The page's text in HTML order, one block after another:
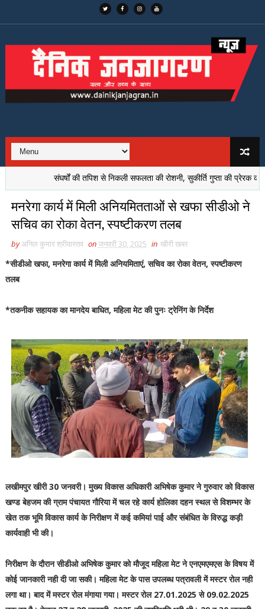
संघर्षों की तपिश से निकली सफलता की रोशनी, सुकीर्ति गुप्ता की प्रेरक कहानी
मनरेगा कार्य में मिली अनियमितताओं से खफा सीडीओ ने
सचिव का रोका वेतन, स्पष्टीकरण तलब
byअनिल कुमार श्रीवास्तव onजनवरी 30, 2025 in खीरी खबर
*सीडीओ खफा, मनरेगा कार्य में मिली अनियमिताएं, सचिव का रोका वेतन, स्पष्टीकरण
तलब
*तकनीक सहायक का मानदेय बाधित, महिला मेट की पुनः ट्रेनिंग के निर्देश
लखीमपुर खीरी 30 जनवरी। मुख्य विकास अधिकारी अभिषेक कुमार ने गुरुवार को विकास
खण्ड बेहजम की ग्राम पंचायत गौरिया में चल रहे कार्य होलिका दहन स्थल से विशम्भर के
खेत तक भूमि विकास कार्य के निरीक्षण में कई कमियां पाई और संबंधित के विरुद्ध कड़ी
कार्यवाही भी की।
निरीक्षण के दौरान सीडीओ अभिषेक कुमार को मौजूद महिला मेट ने एनएमएमएस के विषय में
कोई जानकारी नही दी जा सकी। महिला मेट के पास उपलब्ध पत्रावली में मस्टर रोल नही
लगा था। बाद में मस्टर रोल मंगाया गया। मस्टर रोल 27.01.2025 से 09.02.2025